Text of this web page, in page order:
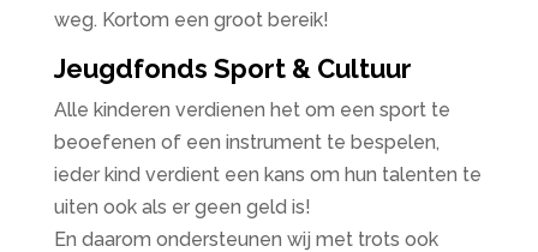
weg. Kortom een groot bereik!
Jeugdfonds Sport & Cultuur
Alle kinderen verdienen het om een sport te
beoefenen of een instrument te bespelen,
ieder kind verdient een kans om hun talenten te
uiten ook als er geen geld is!
En daarom ondersteunen wij met trots ook